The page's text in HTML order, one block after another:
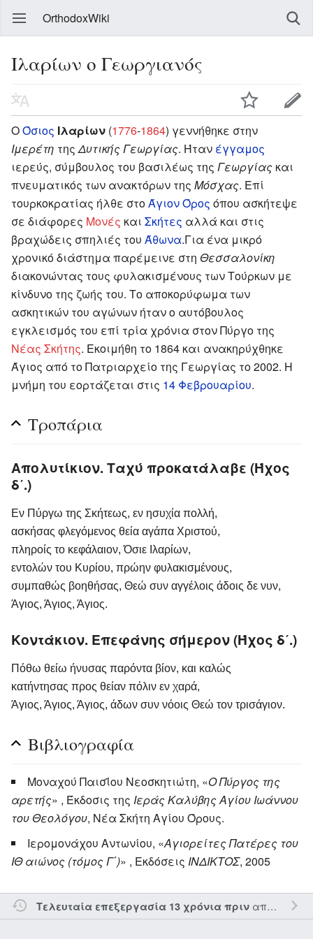
OrthodoxWiki
Ιλαρίων ο Γεωργιανός
ΟΌσιος Ιλαρίων (1776-1864) γεννήθηκε στην
Ιμερέτη της Δυτικής Γεωργίας. Ήταν έγγαμος
ιερεύς, σύμβουλος του βασιλέως της Γεωργίας και
πνευματικός των ανακτόρων της Μόσχας. Επί
τουρκοκρατίας ήλθε στοΆγιον Όρος όπου ασκήτεψε
σε διάφορες Μονές και Σκήτες αλλά και στις
βραχώδεις σπηλιές του Άθωνα.Για ένα μικρό
χρονικό διάστημα παρέμεινε στη Θεσσαλονίκη
διακονώντας τους φυλακισμένους των Τούρκων με
κίνδυνο της ζωής του. Το αποκορύφωμα των
ασκητικών του αγώνων ήταν ο αυτόβουλος
εγκλεισμός του επί τρία χρόνια στον Πύργο της
Νέας Σκήτης. Εκοιμήθη το 1864 και ανακηρύχθηκε
Άγιος από το Πατριαρχείο της Γεωργίας το 2002. Η
μνήμη του εορτάζεται στις 14 Φεβρουαρίου.
Τροπάρια
Απολυτίκιον. Ταχύ προκατάλαβε (Ήχος
δ΄.)
Εν Πύργω της Σκήτεως, εν ησυχία πολλή,
ασκήσας φλεγόμενος θεία αγάπα Χριστού,
πληροίς το κεφάλαιον, Όσιε Ιλαρίων,
εντολών του Κυρίου, πρώην φυλακισμένους,
συμπαθώς βοηθήσας, Θεώ συν αγγέλοις άδοις δε νυν,
Άγιος, Άγιος, Άγιος.
Κοντάκιον. Επεφάνης σήμερον (Ήχος δ΄.)
Πόθω θείω ήνυσας παρόντα βίον, και καλώς
κατήντησας προς θείαν πόλιν εν χαρά,
Άγιος, Άγιος, Άγιος, άδων συν νόοις Θεώ τον τρισάγιον.
Βιβλιογραφία
Μοναχού Παισΐου Νεοσκητιώτη, «Ο Πύργος της
αρετής» , Έκδοσις της Ιεράς Καλύβης Αγίου Ιωάννου
του Θεολόγου, Νέα Σκήτη Αγίου Όρους.
Ιερομονάχου Αντωνίου, «Αγιορείτες Πατέρες του
ΙΘ αιώνος (τόμος Γ΄)» , Εκδόσεις ΙΝΔΙΚΤΟΣ, 2005
Τελευταία επεξεργασία 13 χρόνια πριναπό τον την